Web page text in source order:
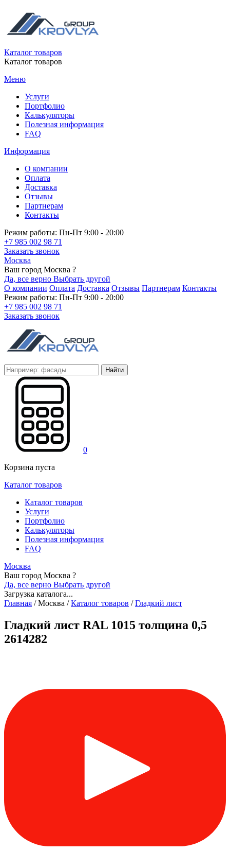
Каталог товаров
Каталог товаров
Меню
Услуги
Портфолио
Калькуляторы
Полезная информация
FAQ
Информация
О компании
Оплата
Доставка
Отзывы
Партнерам
Контакты
Режим работы: Пн-Пт 9:00 - 20:00
+7 985 002 98 71
Заказать звонок
Москва
Ваш город Москва ?
Да, все верно Выбрать другой
О компании Оплата Доставка Отзывы Партнерам Контакты
Режим работы: Пн-Пт 9:00 - 20:00
+7 985 002 98 71
Заказать звонок
Найти
0
Корзина пуста
Каталог товаров
Каталог товаров
Услуги
Портфолио
Калькуляторы
Полезная информация
FAQ
Москва
Ваш город Москва ?
Да, все верно Выбрать другой
Загрузка каталога...
Главная /Москва / Каталог товаров / Гладкий лист
Гладкий лист RAL 1015 толщина 0,5
2614282